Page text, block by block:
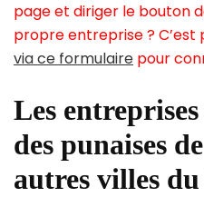
page et diriger le bouton
propre entreprise ? C’est
via ce formulaire pour
Les
des punaises
autres villes du